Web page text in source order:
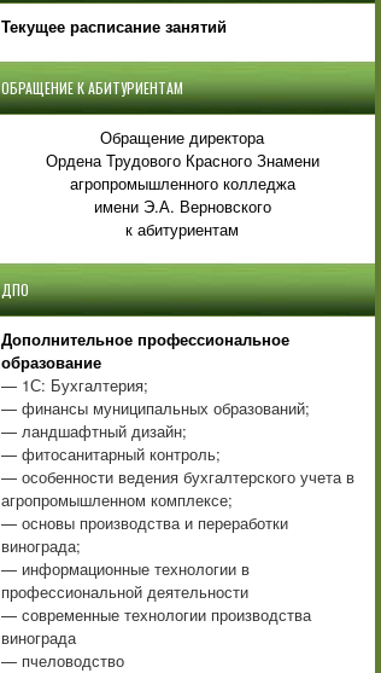
Текущее расписание занятий
ОБРАЩЕНИЕ К АБИТУРИЕНТАМ
Обращение директора
Ордена Трудового Красного Знамени
агропромышленного колледжа
имени Э.А. Верновского
к абитуриентам
ДПО
Дополнительное профессиональное
образование
— 1С: Бухгалтерия;
— финансы муниципальных образований;
— ландшафтный дизайн;
— фитосанитарный контроль;
— особенности ведения бухгалтерского учета в
агропромышленном комплексе;
— основы производства и переработки
винограда;
— информационные технологии в
профессиональной деятельности
— современные технологии производства
винограда
— пчеловодство